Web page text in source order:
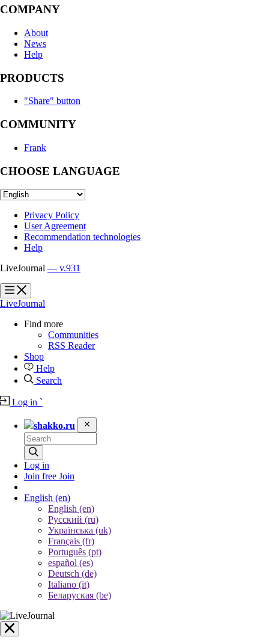
COMPANY
About
News
Help
PRODUCTS
"Share" button
COMMUNITY
Frank
CHOOSE LANGUAGE
Privacy Policy
User Agreement
Recommendation technologies
Help
LiveJournal — v.931
?
?
LiveJournal
Find more
Communities
RSS Reader
Shop
Help
Search
Log in `
shakko.ru
Log in
Join free Join
English (en)
English (en)
Русский (ru)
Українська (uk)
Français (fr)
Português (pt)
español (es)
Deutsch (de)
Italiano (it)
Беларуская (be)